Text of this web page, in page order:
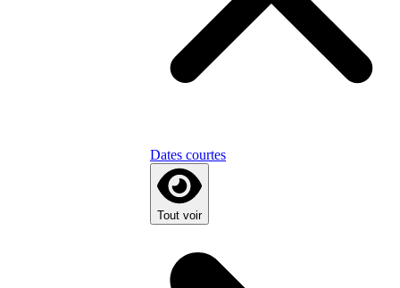
Dates courtes
Tout voir